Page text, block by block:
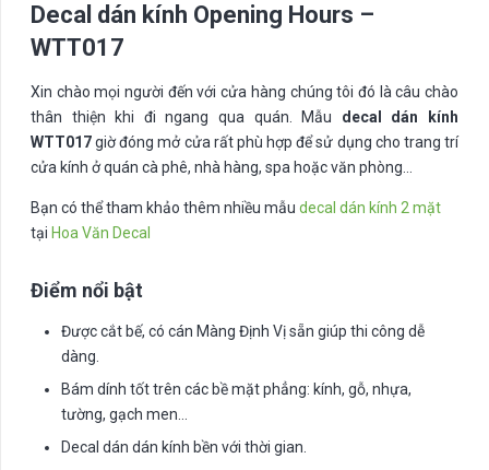
Decal dán kính Opening Hours –
WTT017
Xin chào mọi người đến với cửa hàng chúng tôi đó là câu chào
thân thiện khi đi ngang qua quán. Mẫu decal dán kính
WTT017giờ đóng mở cửa rất phù hợp để sử dụng cho trang trí
cửa kính ở quán cà phê, nhà hàng, spa hoặc văn phòng…
Bạn có thể tham khảo thêm nhiều mẫu decal dán kính 2 mặt
tại Hoa Văn Decal
Điểm nổi bật
Được cắt bế, có cán Màng Định Vị sẵn giúp thi công dễ
dàng.
Bám dính tốt trên các bề mặt phẳng: kính, gỗ, nhựa,
tường, gạch men…
Decal dán dán kính bền với thời gian.